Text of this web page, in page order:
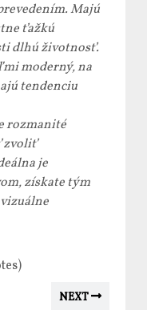
Majú
ťažkú
dlhú životnosť.
moderný, na
tendenciu
rozmanité
zvoliť
je
získate tým
NEXT